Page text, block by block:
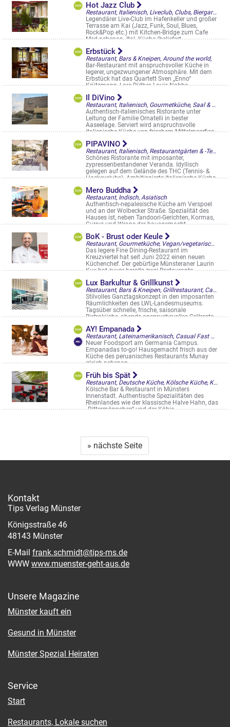
Hot Jazz Club
Restaurant, Italienisch, Liveclub, Clubs, Biergarten, Restaurantgärten & -Terrassen
Legendärer Live-Club im Hafenkeller und großer
Terrasse am Kai (Jazz, Funk, Soul, Blues,
Rock&Pop etc.) mit Kitchen-Bridge zum Cafe
Med nebenan. Ital. Küche (beliefert ...
Hafenweg 26 b
Erbstück
Restaurant, Bars & Kneipen, Around the world,
Bar-Restaurant mit anspruchsvoller Küche in
legerer, ungezwungener Atmosphäre. Mit dem
Erbstück hat das Quartett Sven „Enno“
Krützmann, Lars Rüther, Louis Nabbe ...
Schlossplatz 44
Il DiVino
Restaurant, Italienisch, Gourmetküche, Saal & Eventlocation
Authentisch-italienisches Ristorante unter
Leitung der Familie Ornatelli in bester
Aaseelage. Serviert wird anspruchsvolle
italienische Küche von frischem Mittelmeerfisc
Annette-Allee 1
PIPAVINO
Restaurant, Italienisch, Restaurantgärten & -Terrassen
Schönes Ristorante mit imposanter,
zypressenbestandener Veranda. Idyllisch
gelegen auf dem Gelände des THC (Tennis- &
Hockeyclubs). Ambitionierte italienische Küche,
Dingbängerweg 349
Mero Buddha
Restaurant, Indisch, Asiatisch
Authentisch-nepalesische Küche am Verspoel
und an der Wolbecker Straße. Spezialität des
Hauses ist, neben Tandoori-Gerichten, Kormas,
Currys und Wraps der hausgemacht ...
BoK - Brust oder Keule
Restaurant, Gourmetküche, Vegan/vegetarisch, Restaurantgärten & -Terrassen
Das legere Fine Dining-Restaurant im
Kreuzviertel hat seit Juni 2022 einen neuen
Küchenchef. Der gebürtige Münsteraner Laurin
Kux hat zuvor bereits zwei Restaurants ...
Lux Barkultur & Grillkunst
Restaurant, Bars & Kneipen, Grillrestaurant, Café & Bistro, Saal & Eventlocation, Cocktailbar, Frühstück/Brunch am WE, Restaurantgärten & -Terrassen, Straßencafés & Boulevardterrassen
Stilvolles Ganztagskonzept in den imposanten
Räumlichkeiten des LWL-Landesmuseums.
Tagsüber schnelle, frische, saisonale
Bistroküche, abends anspruchsvolles Grillresta
Domplatz 10
AY! Empanada
Restaurant, Lateinamerikanisch, Casual Fast Dining
Neuer Foodsport am Germania Campus.
Empanadas to-go! Hausgemacht frisch aus der
Küche des peruanisches Restaurants Munay
gleich nebenan
Früh bis Spät
Restaurant, Deutsche Küche, Kölsche Küche, Kneipe mit Küche, Biergarten, Restaurantgärten & -Terrassen, Sportsbars
Kölsche Bar & Restaurant in Münsters
Innenstadt. Authentische Spezialitäten des
Rheinlandes wie der klassische Halve Hahn, das
„Pittermännchen“ und der Köbis ...
» nächste Seite
Kontakt
Tips Verlag Münster
Königsstraße 46
48143 Münster
E-Mail frank.schmidt@tips-ms.de
WWW www.muenster-geht-aus.de
Unsere Magazine
Münster kauft ein
Gesund in Münster
Münster Spezial Heiraten
Service
Start
Restaurants, Lokale suchen